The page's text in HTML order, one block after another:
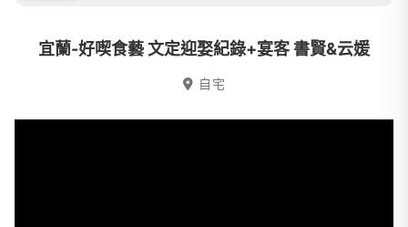
宜蘭-好喫食藝 文定迎娶紀錄+宴客 書賢&云媛
自宅